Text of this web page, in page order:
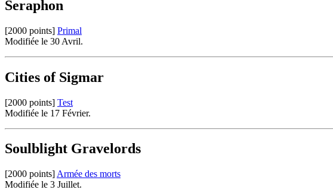
Seraphon
[2000 points] Primal
Modifiée le 30 Avril.
Cities of Sigmar
[2000 points] Test
Modifiée le 17 Février.
Soulblight Gravelords
[2000 points] Armée des morts
Modifiée le 3 Juillet.